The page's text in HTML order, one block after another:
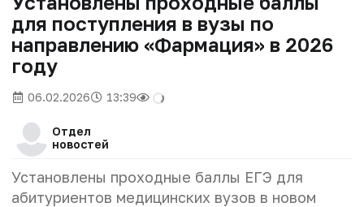
для поступления в вузы по
направлению «Фармация» в 2026
году
06.02.2026 13:39
Отдел
новостей
Установлены проходные баллы ЕГЭ для
абитуриентов медицинских вузов в новом